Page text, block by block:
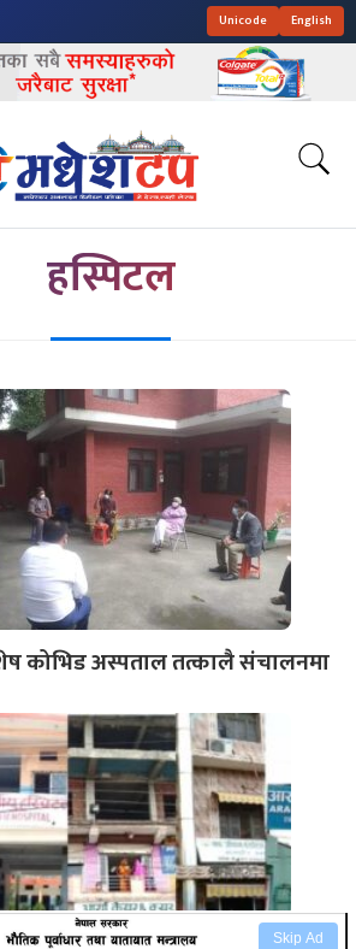
Skip Ad
Unicode English
हस्पिटल
कोभिड अस्पताल तत्कालै संचालनमा